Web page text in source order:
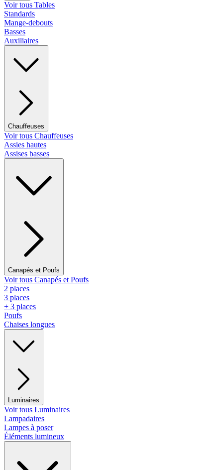
Voir tous Tables
Standards
Mange-debouts
Basses
Auxiliaires
Chauffeuses
Voir tous Chauffeuses
Assies hautes
Assises basses
Canapés et Poufs
Voir tous Canapés et Poufs
2 places
3 places
+ 3 places
Poufs
Chaises longues
Luminaires
Voir tous Luminaires
Lampadaires
Lampes à poser
Éléments lumineux